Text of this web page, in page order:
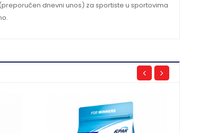
dnevni unos) za sportiste u sportovima